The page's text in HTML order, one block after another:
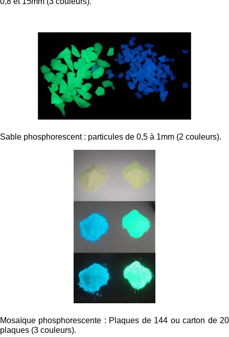
Sable phosphorescent : particules de 0,5 à 1mm (2 couleurs).
Mosaïque phosphorescente : Plaques de 144 ou carton de 20
plaques (3 couleurs).